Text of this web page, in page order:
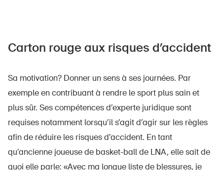
Carton rouge aux risques d’accident
Sa motivation? Donner un sens à ses journées. Par
exemple en contribuant à rendre le sport plus sain et
plus sûr. Ses compétences d’experte juridique sont
requises notamment lorsqu’il s’agit d’agir sur les règles
afin de réduire les risques d’accident. En tant
qu’ancienne joueuse de basket-ball de LNA, elle sait de
quoi elle parle: «Avec ma longue liste de blessures, je